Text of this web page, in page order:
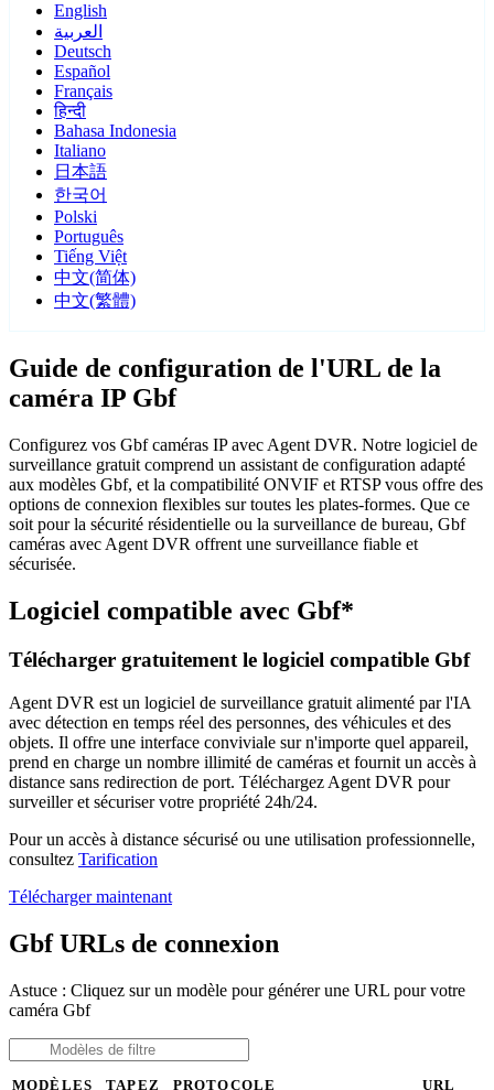
English
العربية
Deutsch
Español
Français
हिन्दी
Bahasa Indonesia
Italiano
日本語
한국어
Polski
Português
Tiếng Việt
中文(简体)
中文(繁體)
Guide de configuration de l'URL de la
caméra IP Gbf
Configurez vos Gbf caméras IP avec Agent DVR. Notre logiciel de
surveillance gratuit comprend un assistant de configuration adapté
aux modèles Gbf, et la compatibilité ONVIF et RTSP vous offre des
options de connexion flexibles sur toutes les plates-formes. Que ce
soit pour la sécurité résidentielle ou la surveillance de bureau, Gbf
caméras avec Agent DVR offrent une surveillance fiable et
sécurisée.
Logiciel compatible avec Gbf*
Télécharger gratuitement le logiciel compatible Gbf
Agent DVR est un logiciel de surveillance gratuit alimenté par l'IA
avec détection en temps réel des personnes, des véhicules et des
objets. Il offre une interface conviviale sur n'importe quel appareil,
prend en charge un nombre illimité de caméras et fournit un accès à
distance sans redirection de port. Téléchargez Agent DVR pour
surveiller et sécuriser votre propriété 24h/24.
Pour un accès à distance sécurisé ou une utilisation professionnelle,
consultez Tarification
Télécharger maintenant
Gbf URLs de connexion
Astuce : Cliquez sur un modèle pour générer une URL pour votre
caméra Gbf
MODÈLES TAPEZ PROTOCOLE URL